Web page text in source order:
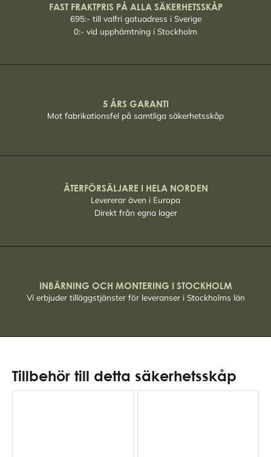
FAST FRAKTPRIS PÅ ALLA SÄKERHETSSKÅP
695:- till valfri gatuadress i Sverige
0:- vid upphämtning i Stockholm
5 ÅRS GARANTI
Mot fabrikationsfel på samtliga säkerhetsskåp
ÅTERFÖRSÄLJARE I HELA NORDEN
Levererar även i Europa
Direkt från egna lager
INBÄRNING OCH MONTERING I STOCKHOLM
Vi erbjuder tilläggstjänster för leveranser i Stockholms län
Tillbehör till detta säkerhetsskåp